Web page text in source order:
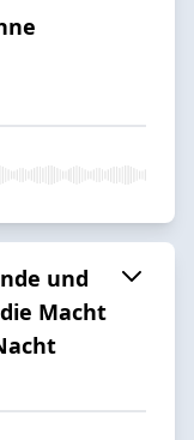
und
Macht